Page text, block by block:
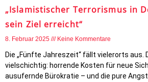
„Islamistischer Terrorismus in
sein Ziel erreicht“
8. Februar 2025 Keine Kommentare
Die „Fünfte Jahreszeit“ fällt vielerorts aus.
vielschichtig: horrende Kosten für neue
ausufernde Bürokratie – und die pure